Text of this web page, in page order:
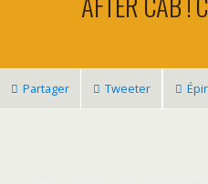
Partager Tweeter